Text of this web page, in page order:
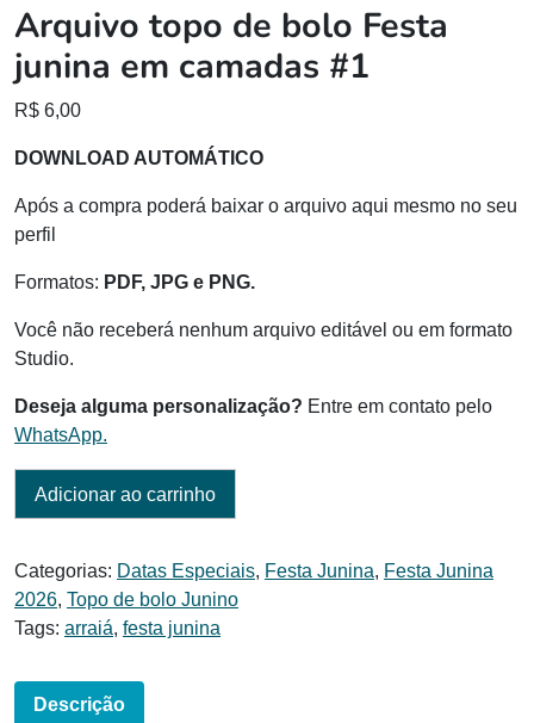
Arquivo topo de bolo Festa
junina em camadas #1
R$ 6,00
DOWNLOAD AUTOMÁTICO
Após a compra poderá baixar o arquivo aqui mesmo no seu
perfil
Formatos: PDF, JPG e PNG.
Você não receberá nenhum arquivo editável ou em formato
Studio.
Deseja alguma personalização? Entre em contato pelo
WhatsApp.
Adicionar ao carrinho
Categorias: Datas Especiais, Festa Junina, Festa Junina
2026, Topo de bolo Junino
Tags: arraiá, festa junina
Descrição